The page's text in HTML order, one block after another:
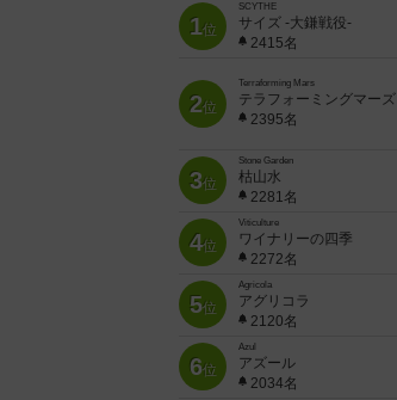
1位
SCYTHE
サイズ -大鎌戦役-
2415名
2位
Terraforming Mars
テラフォーミングマーズ
2395名
3位
Stone Garden
枯山水
2281名
4位
Viticulture
ワイナリーの四季
2272名
5位
Agricola
アグリコラ
2120名
6位
Azul
アズール
2034名